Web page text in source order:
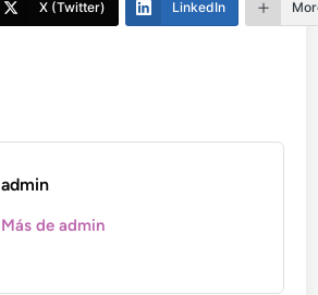
X (Twitter) LinkedIn
admin
Más de admin